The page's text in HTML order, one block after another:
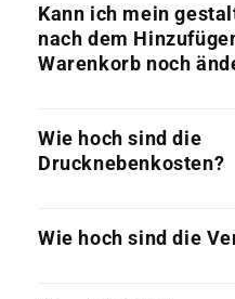
Kann ich mein
nach dem
Warenkorb noch
Wie hoch sind die
Drucknebenkosten?
Wie hoch sind die